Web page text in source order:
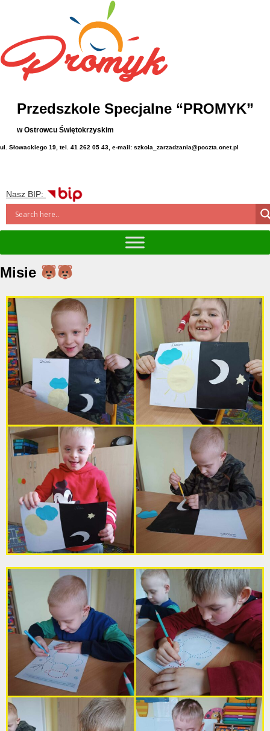
Przedszkole Specjalne “PROMYK”
w Ostrowcu Świętokrzyskim
ul. Słowackiego 19, tel. 41 262 05 43, e-mail: szkola_zarzadzania@poczta.onet.pl
Nasz BIP:
Misie